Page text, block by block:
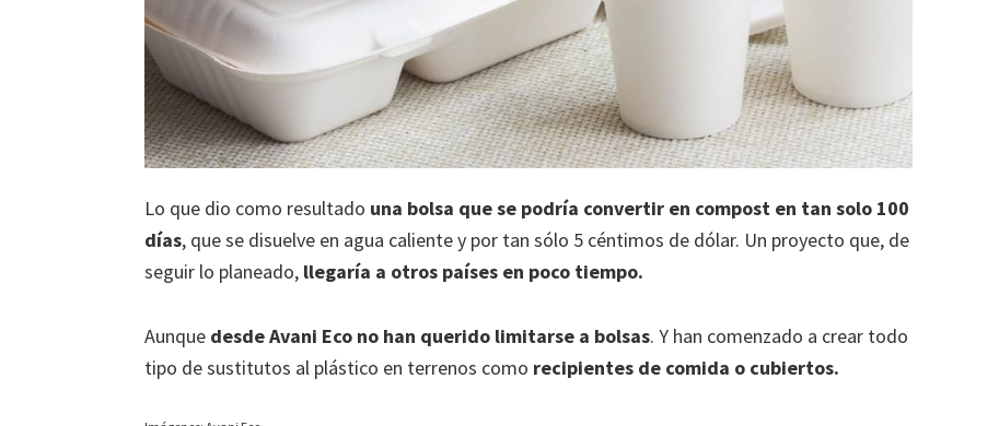
Lo que dio como resultado una bolsa que se podría convertir en compost en tan solo 100
días, que se disuelve en agua caliente y por tan sólo 5 céntimos de dólar. Un proyecto que, de
seguir lo planeado, llegaría a otros países en poco tiempo.
Aunque desde Avani Eco no han querido limitarse a bolsas. Y han comenzado a crear todo
tipo de sustitutos al plástico en terrenos como recipientes de comida o cubiertos.